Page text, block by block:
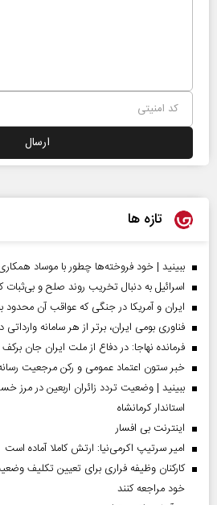
تازه ها
ببینید | خود فروخته‌ها چطور با موساد
اسرائیل به دنبال تخریب روند صلح و
ایران و آمریکا در جنگی که عواقب آن محدود
فناوری بومی ایران، برتر از هر سامانه
فرمانده نهاجا: در دفاع از ملت ایران جان
خبر ستون اعتماد عمومی و رکن مرجعیت
ببینید | وضعیت تردد زائران اربعین در مرز
استاندار کرمانشاه
اینترنت بی افسار
امیر سرتیپ اکرمی‌نیا: ارتش کاملا آماده است
کارکنان وظیفه فراری برای تعیین تکلیف
خود مراجعه کنند